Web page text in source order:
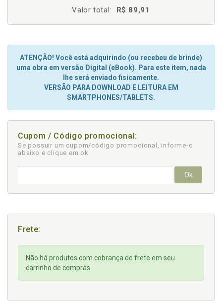
Valor total: R$ 89,91
ATENÇÃO! Você está adquirindo (ou recebeu de brinde)
uma obra em versão Digital (eBook). Para este item, nada
lhe será enviado fisicamente.
VERSÃO PARA DOWNLOAD E LEITURA EM
SMARTPHONES/TABLETS.
Cupom / Código promocional:
Se possuir um cupom/código promocional, informe-o
abaixo e clique em ok
Ok
Frete:
Não há produtos com cobrança de frete em seu
carrinho de compras.